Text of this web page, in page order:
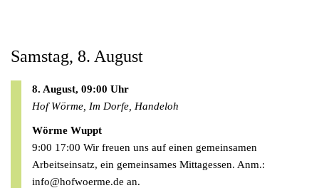
Samstag, 8. August
8. August, 09:00 Uhr
Hof Wörme, Im Dorfe, Handeloh
Wörme Wuppt
9:00 17:00 Wir freuen uns auf einen gemeinsamen
Arbeitseinsatz, ein gemeinsames Mittagessen. Anm.:
info@hofwoerme.de an.